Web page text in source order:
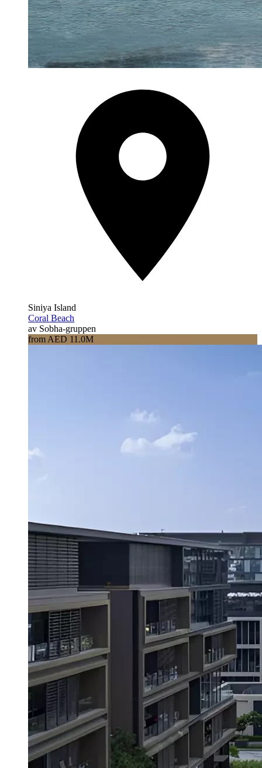
Siniya Island
Coral Beach
av Sobha-gruppen
from AED 11.0M